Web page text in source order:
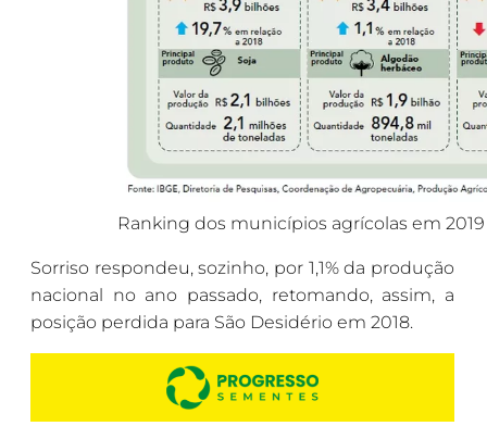
Ranking dos municípios agrícolas em
Sorriso respondeu, sozinho, por 1,1% da produção
nacional no ano passado, retomando, assim, a
posição perdida para São Desidério em 2018.